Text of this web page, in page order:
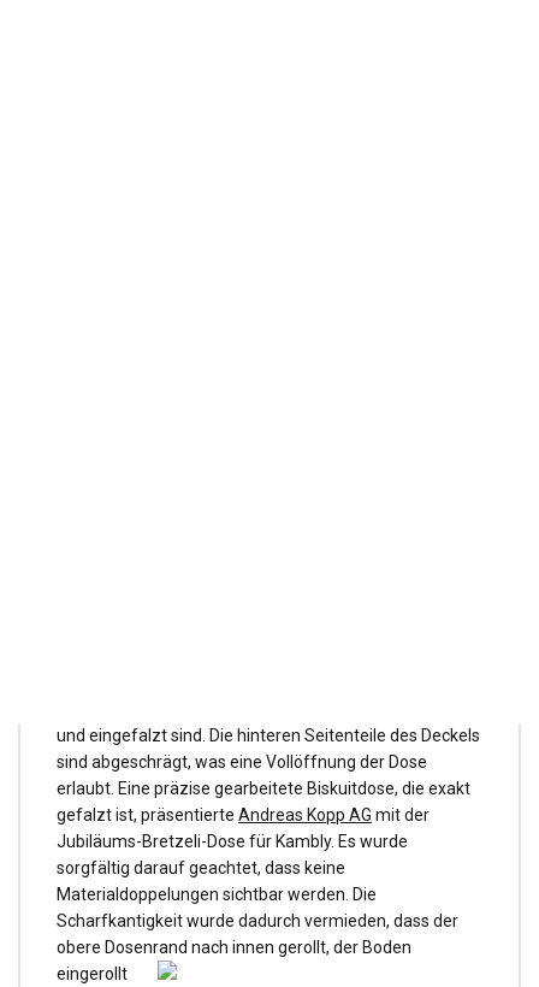
und eingefalzt sind. Die hinteren Seitenteile des Deckels
sind abgeschrägt, was eine Vollöffnung der Dose
erlaubt. Eine präzise gearbeitete Biskuitdose, die exakt
gefalzt ist, präsentierte Andreas Kopp AG mit der
Jubiläums-Bretzeli-Dose für Kambly. Es wurde
sorgfältig darauf geachtet, dass keine
Materialdoppelungen sichtbar werden. Die
Scharfkantigkeit wurde dadurch vermieden, dass der
obere Dosenrand nach innen gerollt, der Boden
eingerollt